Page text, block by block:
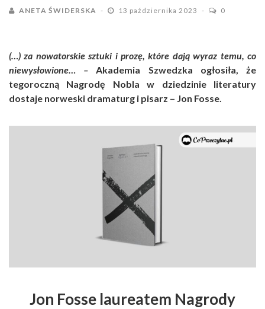
ANETA ŚWIDERSKA 13 października 2023 0
(…) za nowatorskie sztuki i prozę, które dają wyraz temu, co
niewysłowione… –Akademia Szwedzka ogłosiła, że
tegoroczną Nagrodę Nobla w dziedzinie literatury
dostaje norweski dramaturg i pisarz – Jon Fosse.
Jon Fosse laureatem Nagrody